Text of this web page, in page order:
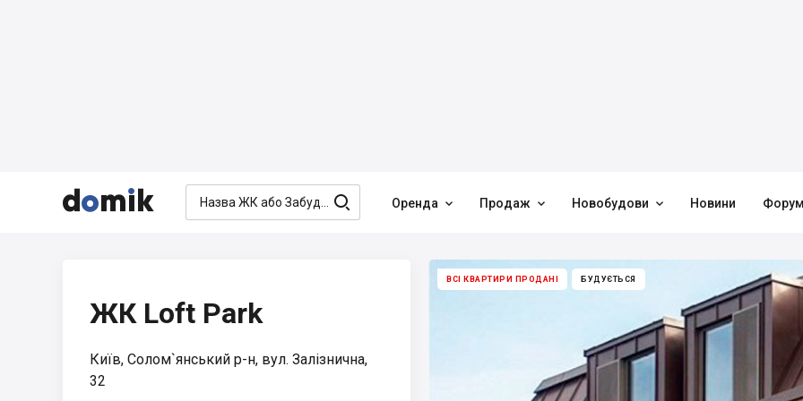


  Оренда  Продаж  Новобудови  Новини Форум
ВСІ КВАРТИРИ ПРОДАНІ БУДУЄТЬСЯ
ЖК Loft Park
Київ, Солом`янський р-н, вул. Залізнична,
32